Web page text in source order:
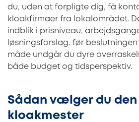
du, uden at forpligte dig, få
kloakfirmaer fra lokalområdet.
indblik i prisniveau,
løsningsforslag, før beslutningen
måde undgår du dyre
både budget og tidsperspektiv.
Sådan vælger du
kloakmester